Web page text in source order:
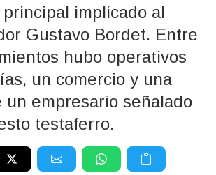
implicado al
Gustavo Bordet. Entre
hubo operativos
un comercio y una
un empresario señalado
testaferro.